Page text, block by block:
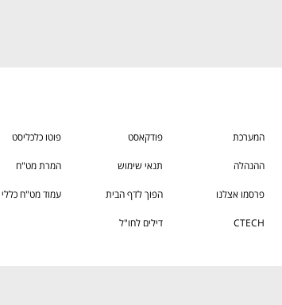
המערכת פודקאסט פוטו כלכליסט
ההנהלה תנאי שימוש המרת מט"ח
פרסמו אצלנו הפוך לדף הבית עמוד מט"ח כללי
CTECH
דילים לחו"ל